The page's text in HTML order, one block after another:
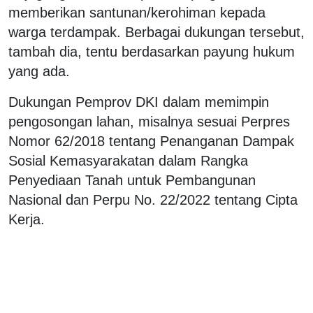
memberikan santunan/kerohiman kepada
warga terdampak. Berbagai dukungan tersebut,
tambah dia, tentu berdasarkan payung hukum
yang ada.
Dukungan Pemprov DKI dalam memimpin
pengosongan lahan, misalnya sesuai Perpres
Nomor 62/2018 tentang Penanganan Dampak
Sosial Kemasyarakatan dalam Rangka
Penyediaan Tanah untuk Pembangunan
Nasional dan Perpu No. 22/2022 tentang Cipta
Kerja.